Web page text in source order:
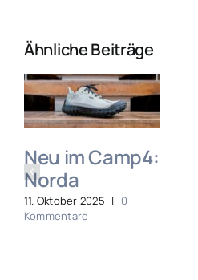
Ähnliche Beiträge
Neu im Camp4:
Norda
11. Oktober 2025 | 0
Kommentare